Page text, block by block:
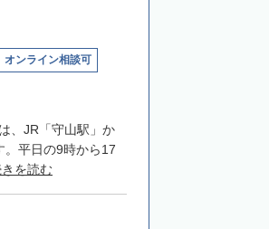
オンライン相談可
、JR「守山駅」か
。平日の9時から17
を読む